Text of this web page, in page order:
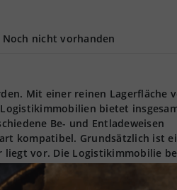
Noch nicht vorhanden
Mit einer reinen Lagerfläche
bietet
Be- und Entladeweisen
kompatibel. Grundsätzlich ist
liegt vor. Die Logistikimmobilie
ist die Immobilie nach
der hervorragenden